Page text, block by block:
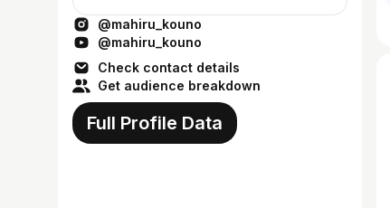
@mahiru_kouno
@mahiru_kouno
Check contact details
Get audience breakdown
Full Profile Data